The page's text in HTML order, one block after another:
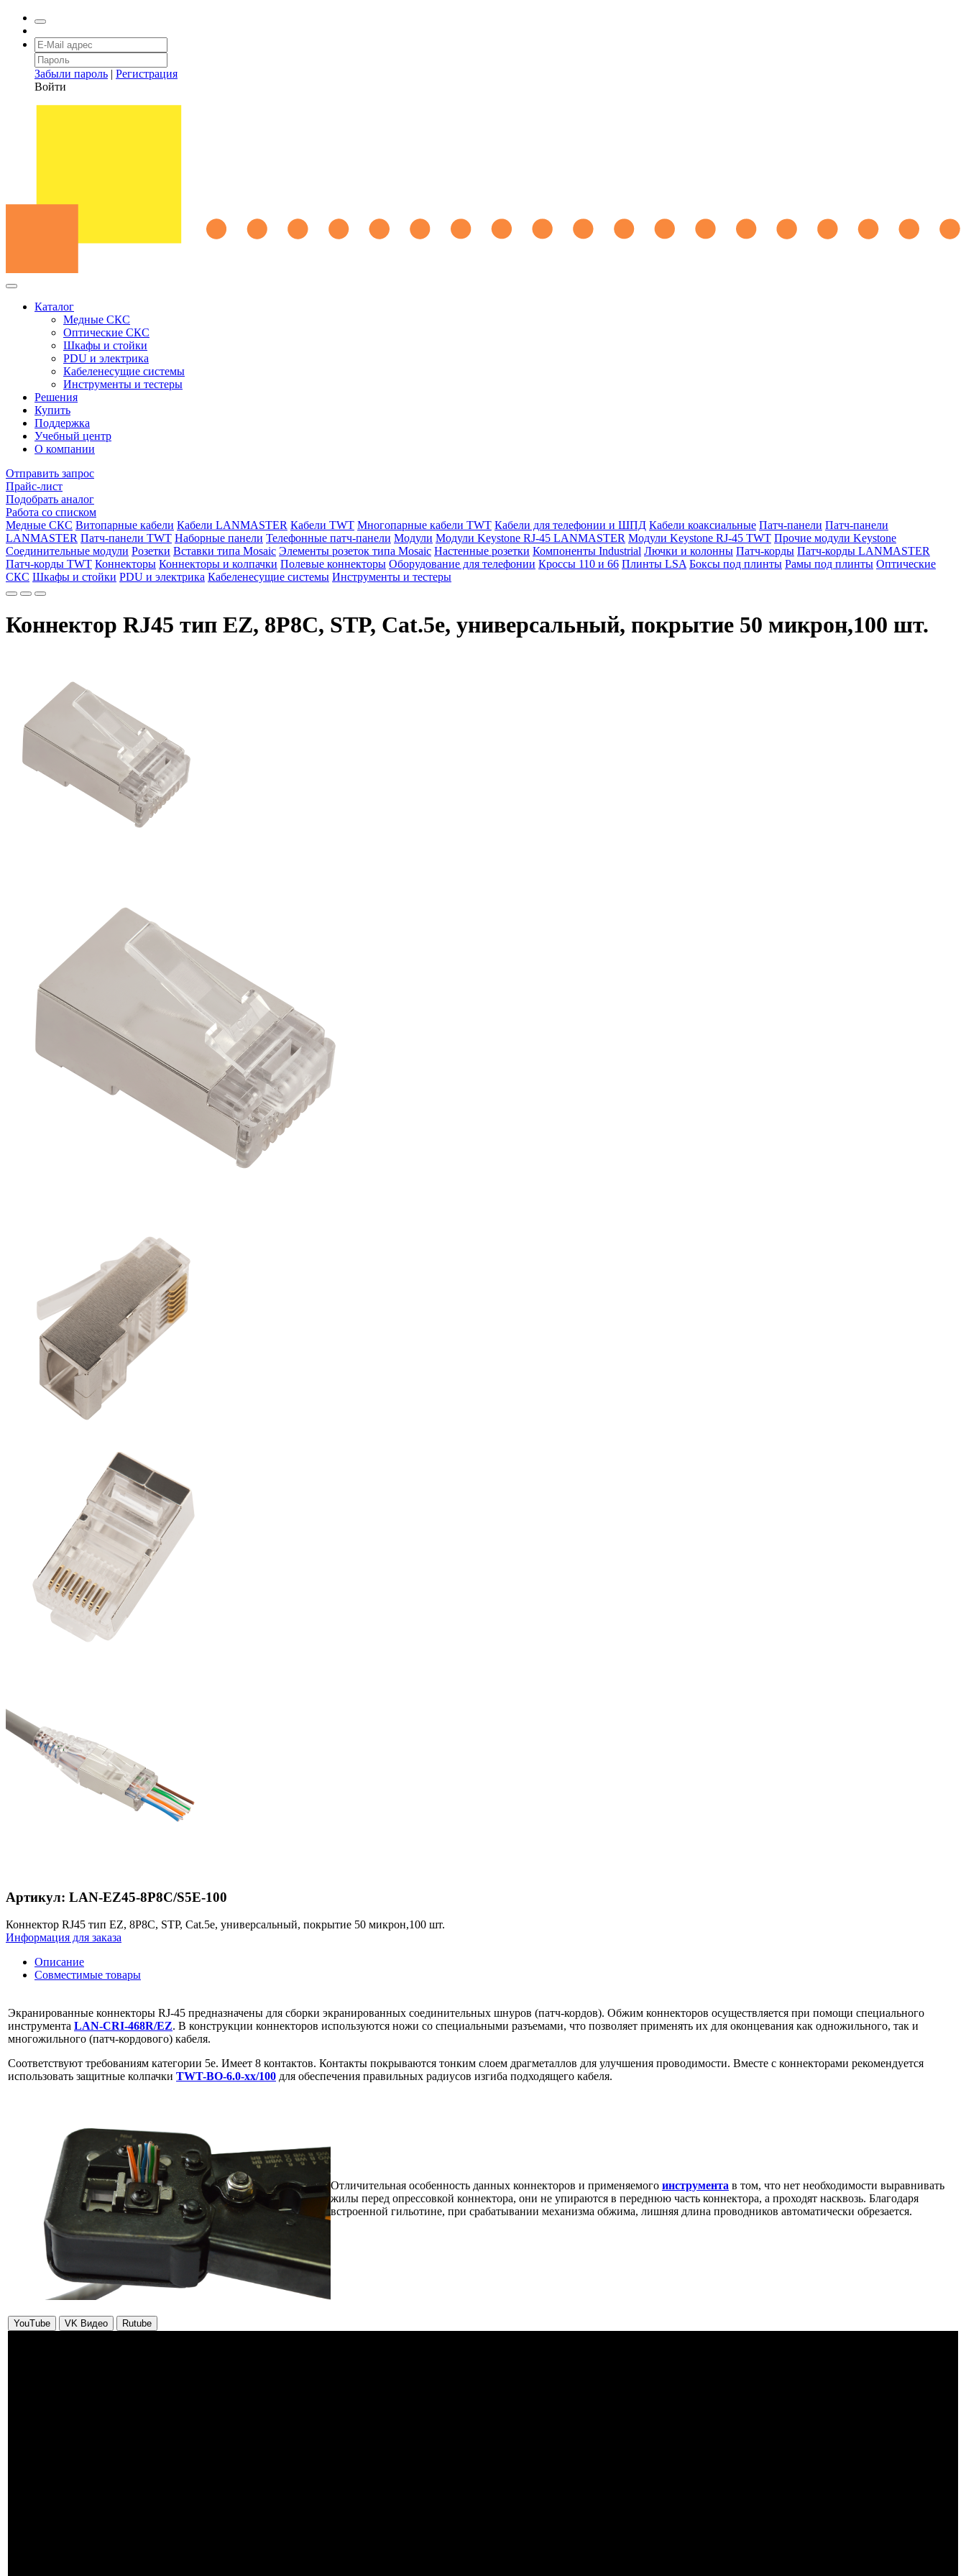
Забыли пароль | Регистрация
Войти
Каталог
Медные СКС
Оптические СКС
Шкафы и стойки
PDU и электрика
Кабеленесущие системы
Инструменты и тестеры
Решения
Купить
Поддержка
Учебный центр
О компании
Отправить запрос
Прайс-лист
Подобрать аналог
Работа со списком
Медные СКС Витопарные кабели Кабели LANMASTER Кабели TWT Многопарные кабели TWT Кабели для телефонии и ШПД Кабели коаксиальные Патч-панели Патч-панели
LANMASTER Патч-панели TWT Наборные панели Телефонные патч-панели Модули Модули Keystone RJ-45 LANMASTER Модули Keystone RJ-45 TWT Прочие модули Keystone
Соединительные модули Розетки Вставки типа Mosaic Элементы розеток типа Mosaic Настенные розетки Компоненты Industrial Лючки и колонны Патч-корды Патч-корды LANMASTER
Патч-корды TWT Коннекторы Коннекторы и колпачки Полевые коннекторы Оборудование для телефонии Кроссы 110 и 66 Плинты LSA Боксы под плинты Рамы под плинты Оптические
СКС Шкафы и стойки PDU и электрика Кабеленесущие системы Инструменты и тестеры
Коннектор RJ45 тип EZ, 8P8C, STP, Cat.5e, универсальный, покрытие 50 микрон,100 шт.
Артикул: LAN-EZ45-8P8C/S5E-100
Коннектор RJ45 тип EZ, 8P8C, STP, Cat.5e, универсальный, покрытие 50 микрон,100 шт.
Информация для заказа
Описание
Совместимые товары
Экранированные коннекторы RJ-45 предназначены для сборки экранированных соединительных шнуров (патч-кордов). Обжим коннекторов осуществляется при помощи специального
инструмента LAN-CRI-468R/EZ. В конструкции коннекторов используются ножи со специальными разъемами, что позволяет применять их для оконцевания как одножильного, так и
многожильного (патч-кордового) кабеля.
Соответствуют требованиям категории 5e. Имеет 8 контактов. Контакты покрываются тонким слоем драгметаллов для улучшения проводимости. Вместе с коннекторами рекомендуется
использовать защитные колпачки TWT-BO-6.0-xx/100 для обеспечения правильных радиусов изгиба подходящего кабеля.
Отличительная особенность данных коннекторов и применяемого инструмента в том, что нет необходимости выравнивать
жилы перед опрессовкой коннектора, они не упираются в переднюю часть коннектора, а проходят насквозь. Благодаря
встроенной гильотине, при срабатывании механизма обжима, лишняя длина проводников автоматически обрезается.
YouTube VK Видео Rutube